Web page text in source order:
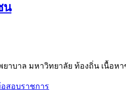
น
าบาล มหาวิทยาลัย ท้องถิ่น เนื้อ
สอบราชการ